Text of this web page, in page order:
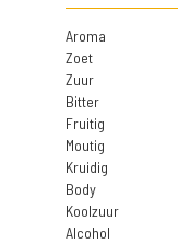
Aroma
Zoet
Zuur
Bitter
Fruitig
Moutig
Kruidig
Body
Koolzuur
Alcohol